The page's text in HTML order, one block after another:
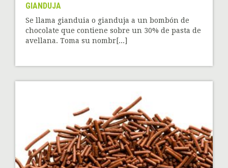
GIANDUJA
Se llama gianduia o gianduja a un bombón de
chocolate que contiene sobre un 30% de pasta de
avellana. Toma su nombr[...]